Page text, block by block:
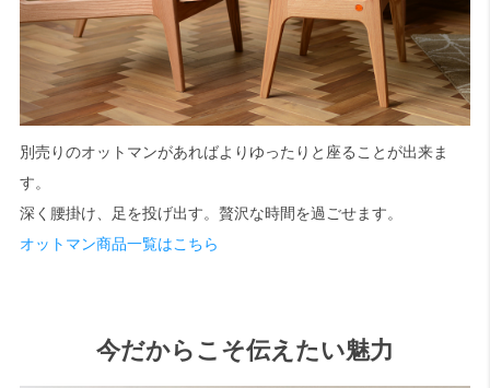
別売りのオットマンがあればよりゆったりと座ることが出来ま
す。
深く腰掛け、足を投げ出す。贅沢な時間を過ごせます。
オットマン商品一覧はこちら
今だからこそ伝えたい魅力